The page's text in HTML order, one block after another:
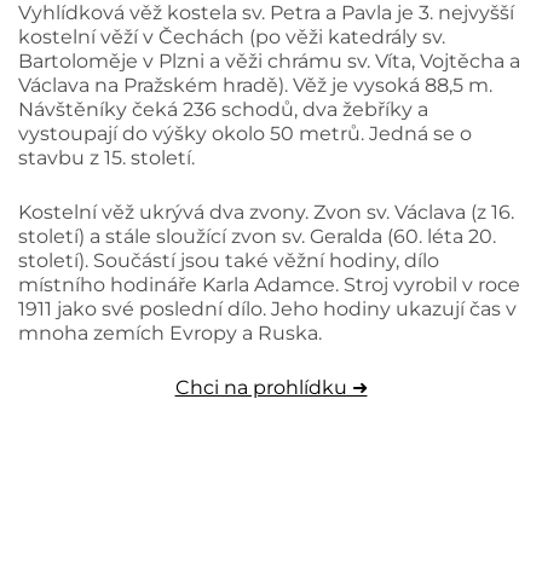
Vyhlídková věž kostela sv. Petra a Pavla je 3. nejvyšší
kostelní věží v Čechách (po věži katedrály sv.
Bartoloměje v Plzni a věži chrámu sv. Víta, Vojtěcha a
Václava na Pražském hradě). Věž je vysoká 88,5 m.
Návštěníky čeká 236 schodů, dva žebříky a
vystoupají do výšky okolo 50 metrů. Jedná se o
stavbu z 15. století.
Kostelní věž ukrývá dva zvony. Zvon sv. Václava (z 16.
století) a stále sloužící zvon sv. Geralda (60. léta 20.
století). Součástí jsou také věžní hodiny, dílo
místního hodináře Karla Adamce. Stroj vyrobil v roce
1911 jako své poslední dílo. Jeho hodiny ukazují čas v
mnoha zemích Evropy a Ruska.
Chci na prohlídku ➜